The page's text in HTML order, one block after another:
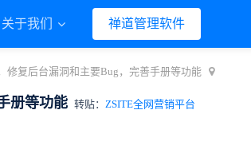
关于我们 禅道管理软件
修复后台漏洞和主要Bug，完善手册等功能
册等功能 转贴： ZSITE全网营销平台